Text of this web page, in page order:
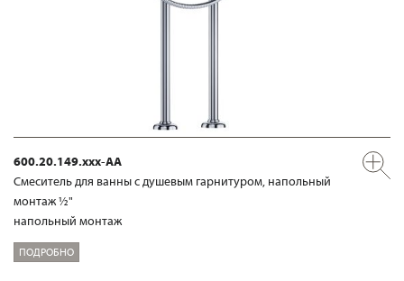
600.20.149.xxx-AA
Смеситель для ванны с душевым гарнитуром, напольный
монтаж ½"
напольный монтаж
ПОДРОБНО